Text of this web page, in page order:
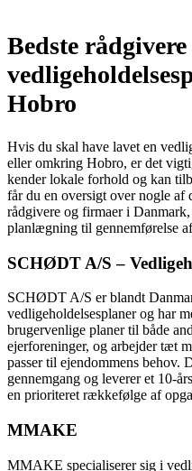
Bedste
Hobro
Hvis du skal have lavet en
eller omkring Hobro, er det
kender lokale forhold og kan
får du en oversigt over nogle af
rådgivere og firmaer i
planlægning til gennemførelse
SCHØDT A/S –
SCHØDT A/S er blandt
vedligeholdelsesplaner og har
brugervenlige planer til både
ejerforeninger, og arbejder tæt
passer til ejendommens behov.
gennemgang og leverer et 10-
en prioriteret rækkefølge af
MMAKE
MMAKE specialiserer sig i